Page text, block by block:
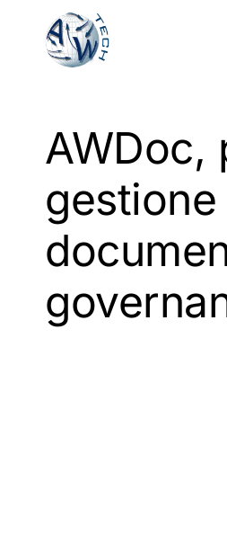
contenuto
principale
AWDoc,